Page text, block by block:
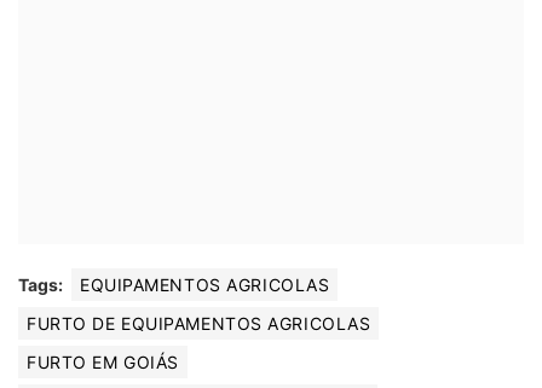
Tags:
EQUIPAMENTOS AGRICOLAS
FURTO DE EQUIPAMENTOS AGRICOLAS
FURTO EM GOIÁS